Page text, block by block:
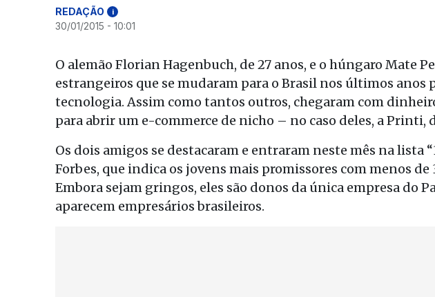
REDAÇÃO i
30/01/2015 - 10:01
O alemão Florian Hagenbuch, de 27 anos, e o húngaro Mate
estrangeiros que se mudaram para o Brasil nos últimos anos
tecnologia. Assim como tantos outros, chegaram com
para abrir um e-commerce de nicho – no caso deles, a Printi,
Os dois amigos se destacaram e entraram neste mês na lista
Forbes, que indica os jovens mais promissores com menos
Embora sejam gringos, eles são donos da única empresa do
aparecem empresários brasileiros.